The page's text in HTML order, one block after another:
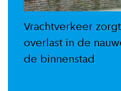
Vrachtverkeer
overlast in de
de binnenstad